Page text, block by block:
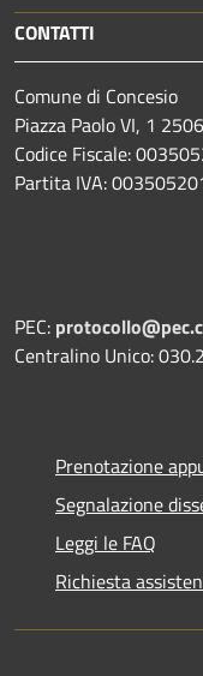
CONTATTI
Comune di Concesio
Piazza Paolo VI, 1
Codice Fiscale:
Partita IVA:
PEC:
Centralino Unico:
Prenotazione
Segnalazione
Leggi le FAQ
Richiesta